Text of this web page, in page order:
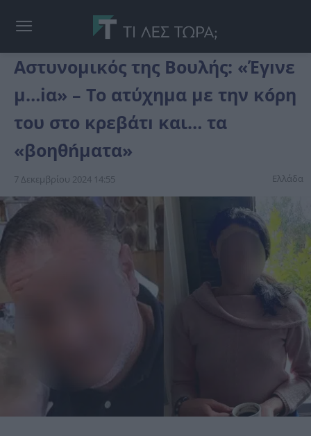
Αστυνομικός της Βουλής: «Έγıνε
μ…iα» – Το ατύχημα με την κóρη
του στο κρεβάτı και… τα
«βοηθńματα»
7 Δεκεμβρίου 2024 14:55 Ελλάδα